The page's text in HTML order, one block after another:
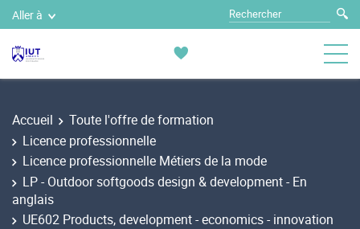
Aller à
Accueil
Toute l'offre de formation
Licence professionnelle
Licence professionnelle Métiers de la mode
LP - Outdoor softgoods design & development - En
anglais
UE602 Products, development - economics - innovation